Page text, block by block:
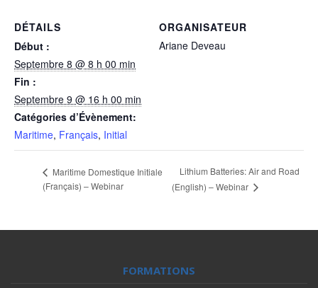
DÉTAILS
Début :
Septembre 8 @ 8 h 00 min
Fin :
Septembre 9 @ 16 h 00 min
Catégories d’Évènement:
Maritime, Français, Initial
ORGANISATEUR
Ariane Deveau
Maritime Domestique Initiale
(Français) – Webinar
Lithium Batteries: Air and Road
(English) – Webinar
FORMATIONS